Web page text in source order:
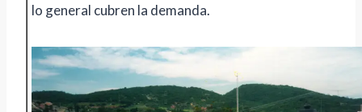
lo general cubren la demanda.